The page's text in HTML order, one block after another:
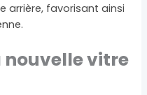
arrière, favorisant ainsi
vitre